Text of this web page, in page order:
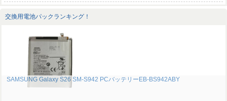
交換用電池パックランキング！
SAMSUNG Galaxy S26 SM-S942 PCバッテリーEB-BS942ABY